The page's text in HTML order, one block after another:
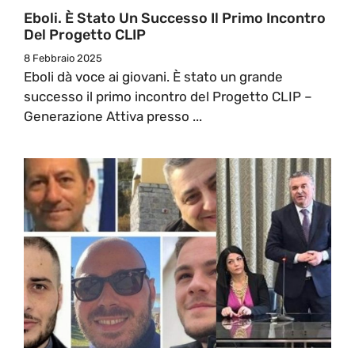
Eboli. È Stato Un Successo Il Primo Incontro
Del Progetto CLIP
8 Febbraio 2025
Eboli dà voce ai giovani. È stato un grande
successo il primo incontro del Progetto CLIP –
Generazione Attiva presso ...